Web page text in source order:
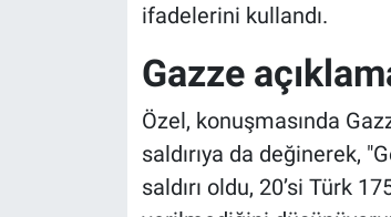
ifadelerini kullandı.
Gazze
Özel, konuşmasında
saldırıya da değinerek,
saldırı oldu, 20’si Türk